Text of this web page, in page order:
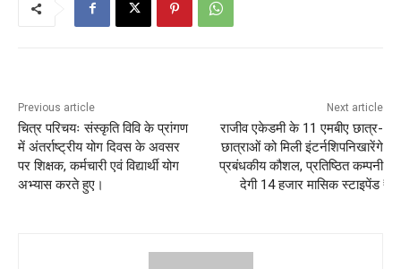
Previous article
चित्र परिचयः संस्कृति विवि के प्रांगण
में अंतर्राष्ट्रीय योग दिवस के अवसर
पर शिक्षक, कर्मचारी एवं विद्यार्थी योग
अभ्यास करते हुए।
Next article
राजीव एकेडमी के 11 एमबीए छात्र-
छात्राओं को मिली इंटर्नशिपनिखारेंगे
प्रबंधकीय कौशल, प्रतिष्ठित कम्पनी
देगी 14 हजार मासिक स्टाइपेंड ₹